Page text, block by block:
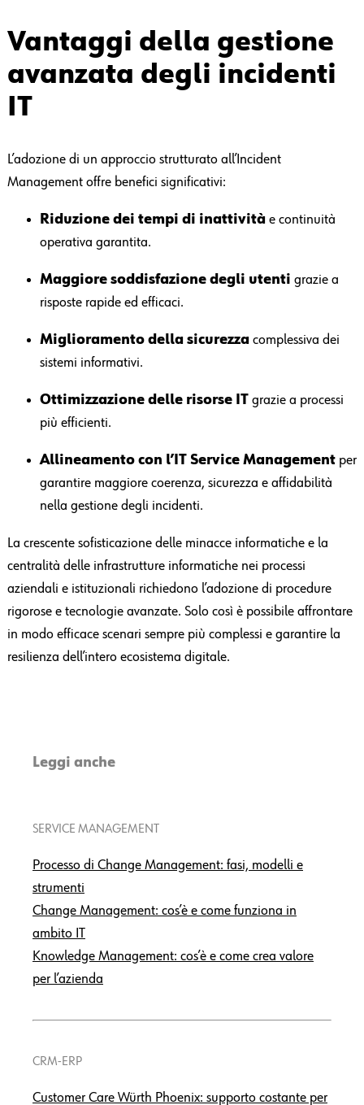
Vantaggi della gestione
avanzata degli incidenti
IT
L’adozione di un approccio strutturato all’Incident
Management offre benefici significativi:
Riduzione dei tempi di inattivitàe continuità
operativa garantita.
Maggiore soddisfazione degli utenti grazie a
risposte rapide ed efficaci.
Miglioramento della sicurezzacomplessiva dei
sistemi informativi.
Ottimizzazione delle risorse ITgrazie a processi
più efficienti.
Allineamento con l’IT Service Managementper
garantire maggiore coerenza, sicurezza e affidabilità
nella gestione degli incidenti.
La crescente sofisticazione delle minacce informatiche e la
centralità delle infrastrutture informatiche nei processi
aziendali e istituzionali richiedono l’adozione di procedure
rigorose e tecnologie avanzate. Solo così è possibile affrontare
in modo efficace scenari sempre più complessi e garantire la
resilienza dell’intero ecosistema digitale.
Leggi anche
SERVICE MANAGEMENT
Processo di Change Management: fasi, modelli e
strumenti
Change Management: cos’è e come funziona in
ambito IT
Knowledge Management: cos’è e come crea valore
per l’azienda
CRM-ERP
Customer Care Würth Phoenix: supporto costante per